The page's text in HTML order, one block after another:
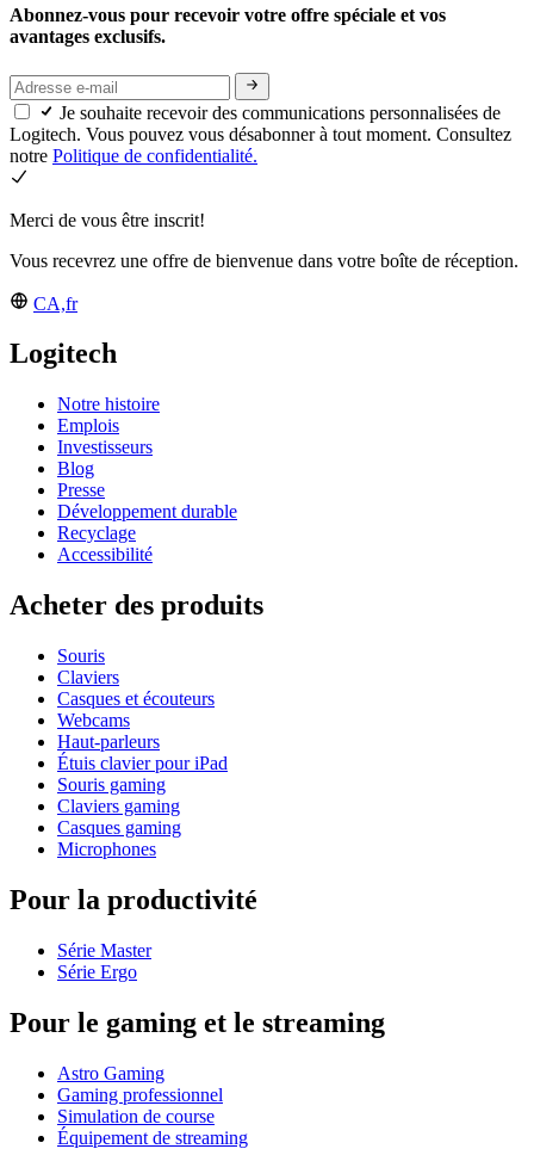
Abonnez-vous pour recevoir votre offre spéciale et vos
avantages exclusifs.
Je souhaite recevoir des communications personnalisées de
Logitech. Vous pouvez vous désabonner à tout moment. Consultez
notre Politique de confidentialité.
Merci de vous être inscrit!
Vous recevrez une offre de bienvenue dans votre boîte de réception.
CA,fr
Logitech
Notre histoire
Emplois
Investisseurs
Blog
Presse
Développement durable
Recyclage
Accessibilité
Acheter des produits
Souris
Claviers
Casques et écouteurs
Webcams
Haut-parleurs
Étuis clavier pour iPad
Souris gaming
Claviers gaming
Casques gaming
Microphones
Pour la productivité
Série Master
Série Ergo
Pour le gaming et le streaming
Astro Gaming
Gaming professionnel
Simulation de course
Équipement de streaming